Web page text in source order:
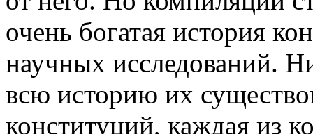
очень богатая история
научных исследований.
всю историю их
конституций, каждая из